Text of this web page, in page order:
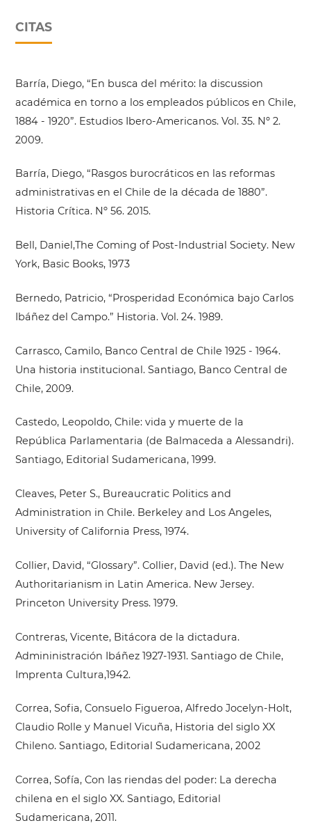
CITAS
Barría, Diego, “En busca del mérito: la discussion
académica en torno a los empleados públicos en Chile,
1884 - 1920”. Estudios Ibero-Americanos. Vol. 35. Nº 2.
2009.
Barría, Diego, “Rasgos burocráticos en las reformas
administrativas en el Chile de la década de 1880”.
Historia Crítica. Nº 56. 2015.
Bell, Daniel,The Coming of Post-Industrial Society. New
York, Basic Books, 1973
Bernedo, Patricio, “Prosperidad Económica bajo Carlos
Ibáñez del Campo.” Historia. Vol. 24. 1989.
Carrasco, Camilo, Banco Central de Chile 1925 - 1964.
Una historia institucional. Santiago, Banco Central de
Chile, 2009.
Castedo, Leopoldo, Chile: vida y muerte de la
República Parlamentaria (de Balmaceda a Alessandri).
Santiago, Editorial Sudamericana, 1999.
Cleaves, Peter S., Bureaucratic Politics and
Administration in Chile. Berkeley and Los Angeles,
University of California Press, 1974.
Collier, David, “Glossary”. Collier, David (ed.). The New
Authoritarianism in Latin America. New Jersey.
Princeton University Press. 1979.
Contreras, Vicente, Bitácora de la dictadura.
Admininistración Ibáñez 1927-1931. Santiago de Chile,
Imprenta Cultura,1942.
Correa, Sofia, Consuelo Figueroa, Alfredo Jocelyn-Holt,
Claudio Rolle y Manuel Vicuña, Historia del siglo XX
Chileno. Santiago, Editorial Sudamericana, 2002
Correa, Sofía, Con las riendas del poder: La derecha
chilena en el siglo XX. Santiago, Editorial
Sudamericana, 2011.